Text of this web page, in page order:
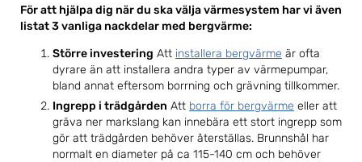
För att hjälpa dig när du ska välja värmesystem har vi även
listat 3 vanliga nackdelar med bergvärme:
Större investering Att installera bergvärme är ofta
dyrare än att installera andra typer av värmepumpar,
bland annat eftersom borrning och grävning tillkommer.
Ingrepp i trädgården Att borra för bergvärme eller att
gräva ner markslang kan innebära ett stort ingrepp som
gör att trädgården behöver återställas. Brunnshål har
normalt en diameter på ca 115-140 cm och behöver